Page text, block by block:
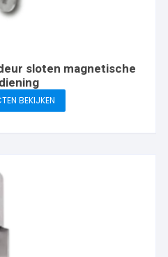
sloten magnetische
BEKIJKEN